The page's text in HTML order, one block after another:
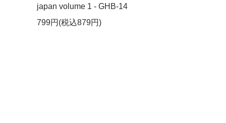
japan volume 1 - GHB-14
799円(税込879円)